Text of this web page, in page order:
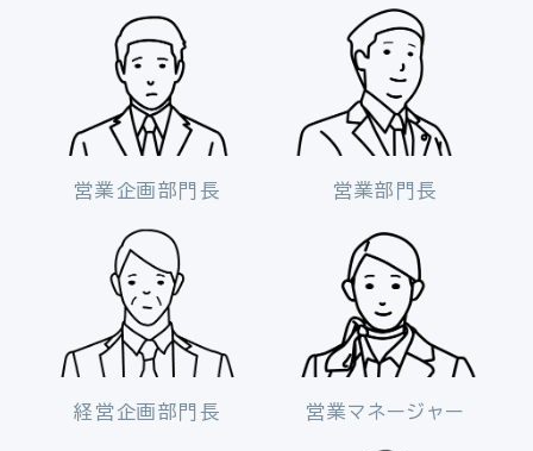
営業企画部門長 営業部門長
経営企画部門長 営業マネージャー